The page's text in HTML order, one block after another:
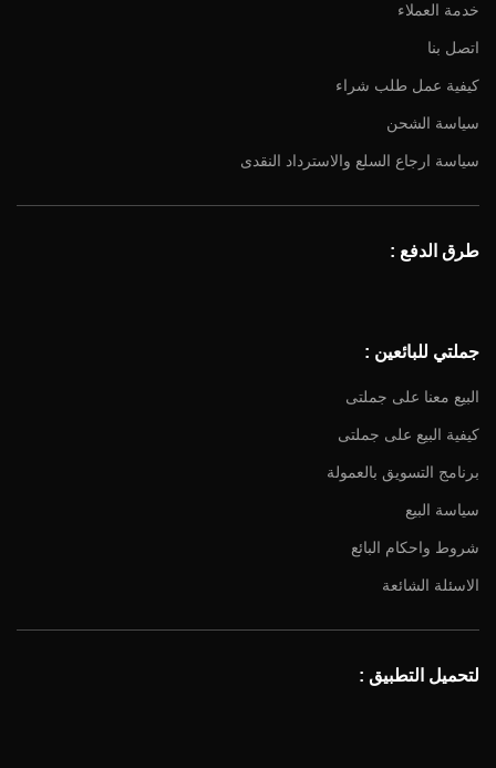
خدمة العملاء
اتصل بنا
كيفية عمل طلب شراء
سياسة الشحن
سياسة ارجاع السلع والاسترداد النقدى
طرق الدفع :
جملتي للبائعين :
البيع معنا على جملتى
كيفية البيع على جملتى
برنامج التسويق بالعمولة
سياسة البيع
شروط واحكام البائع
الاسئلة الشائعة
لتحميل التطبيق :